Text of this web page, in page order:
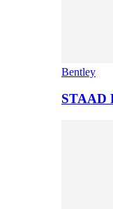
Bentley
STAAD